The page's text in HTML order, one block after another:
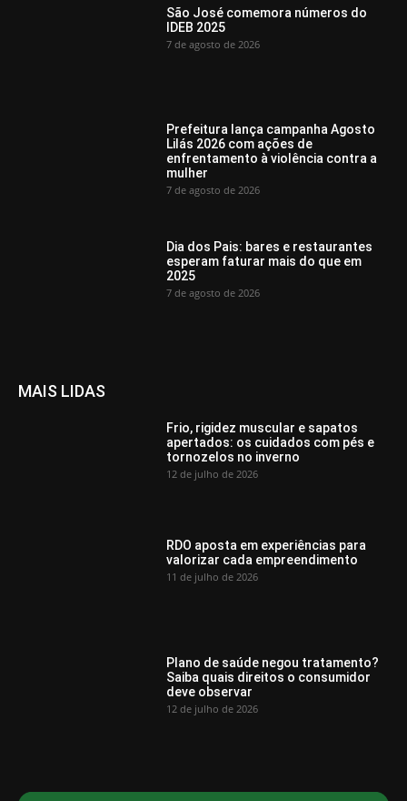
São José comemora números do
IDEB 2025
7 de agosto de 2026
Prefeitura lança campanha Agosto
Lilás 2026 com ações de
enfrentamento à violência contra a
mulher
7 de agosto de 2026
Dia dos Pais: bares e restaurantes
esperam faturar mais do que em
2025
7 de agosto de 2026
MAIS LIDAS
Frio, rigidez muscular e sapatos
apertados: os cuidados com pés e
tornozelos no inverno
12 de julho de 2026
RDO aposta em experiências para
valorizar cada empreendimento
11 de julho de 2026
Plano de saúde negou tratamento?
Saiba quais direitos o consumidor
deve observar
12 de julho de 2026